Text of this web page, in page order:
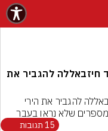
חיזבאללה להגביר את
שלא נראו בעבר
15 תגובות